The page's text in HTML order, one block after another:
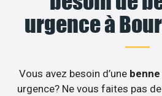
urgence à
Vous avez besoin d’une
urgence? Ne vous faites pas